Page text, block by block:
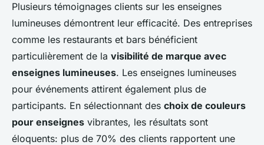
Plusieurs témoignages clients sur les enseignes
lumineuses démontrent leur efficacité. Des entreprises
comme les restaurants et bars bénéficient
particulièrement de la visibilité de marque avec
enseignes lumineuses. Les enseignes lumineuses
pour événements attirent également plus de
participants. En sélectionnant des choix de couleurs
pour enseignes vibrantes, les résultats sont
éloquents: plus de 70% des clients rapportent une